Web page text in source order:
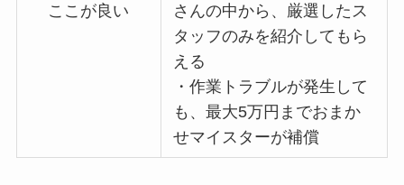
ここが良い
さんの中から、厳選したス
タッフのみを紹介してもら
える
・作業トラブルが発生して
も、最大5万円までおまか
せマイスターが補償